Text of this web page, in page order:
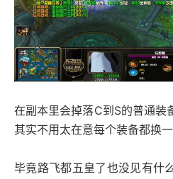
在副本里会掉落C到S的普通装
其实不用太在意每个装备都换一
毕竟路飞都五皇了也没见有什